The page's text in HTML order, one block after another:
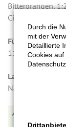
Bitterorangen,
Citronensäure,
Füllmenge in
115 g
Lagerung/
Nach dem
Durch die
mit der
Detaillierte
Cookies